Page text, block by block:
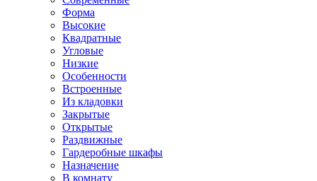
Форма
Высокие
Квадратные
Угловые
Низкие
Особенности
Встроенные
Из кладовки
Закрытые
Открытые
Раздвижные
Гардеробные шкафы
Назначение
В комнату